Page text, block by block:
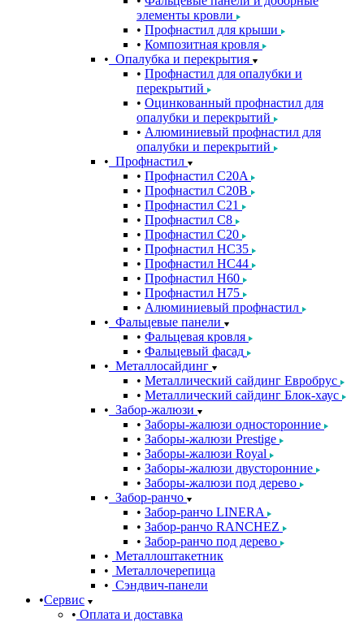
элементы кровли
Профнастил для крыши
Композитная кровля
Опалубка и перекрытия
Профнастил для опалубки и
перекрытий
Оцинкованный профнастил для
опалубки и перекрытий
Алюминиевый профнастил для
опалубки и перекрытий
Профнастил
Профнастил С20A
Профнастил С20B
Профнастил С21
Профнастил С8
Профнастил С20
Профнастил НС35
Профнастил НС44
Профнастил Н60
Профнастил Н75
Алюминиевый профнастил
Фальцевые панели
Фальцевая кровля
Фальцевый фасад
Металлосайдинг
Металлический сайдинг Евробрус
Металлический сайдинг Блок-хаус
Забор-жалюзи
Заборы-жалюзи односторонние
Заборы-жалюзи Prestige
Заборы-жалюзи Royal
Заборы-жалюзи двусторонние
Заборы-жалюзи под дерево
Забор-ранчо
Забор-ранчо LINERA
Забор-ранчо RANCHEZ
Забор-ранчо под дерево
Металлоштакетник
Металлочерепица
Сэндвич-панели
Сервис
Оплата и доставка